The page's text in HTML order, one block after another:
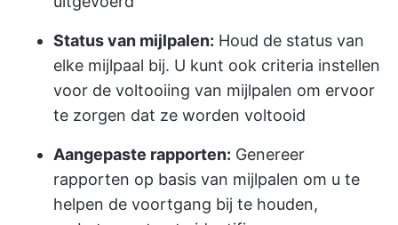
Status van mijlpalen: Houd de status van
elke mijlpaal bij. U kunt ook criteria instellen
voor de voltooiing van mijlpalen om ervoor
te zorgen dat ze worden voltooid
Aangepaste rapporten: Genereer
rapporten op basis van mijlpalen om u te
helpen de voortgang bij te houden,